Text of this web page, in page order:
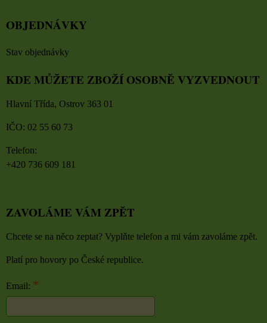
OBJEDNÁVKY
Stav objednávky
KDE MŮŽETE ZBOŽÍ OSOBNĚ VYZVEDNOUT
Hlavní Třída, Ostrov 363 01
IČO: 02 55 60 73
Telefon:
+420 736 609 181
ZAVOLÁME VÁM ZPĚT
Chcete se na něco zeptat? Vyplňte telefon a mi vám zavoláme zpět.
Platí pro hovory po České republice.
Email: *